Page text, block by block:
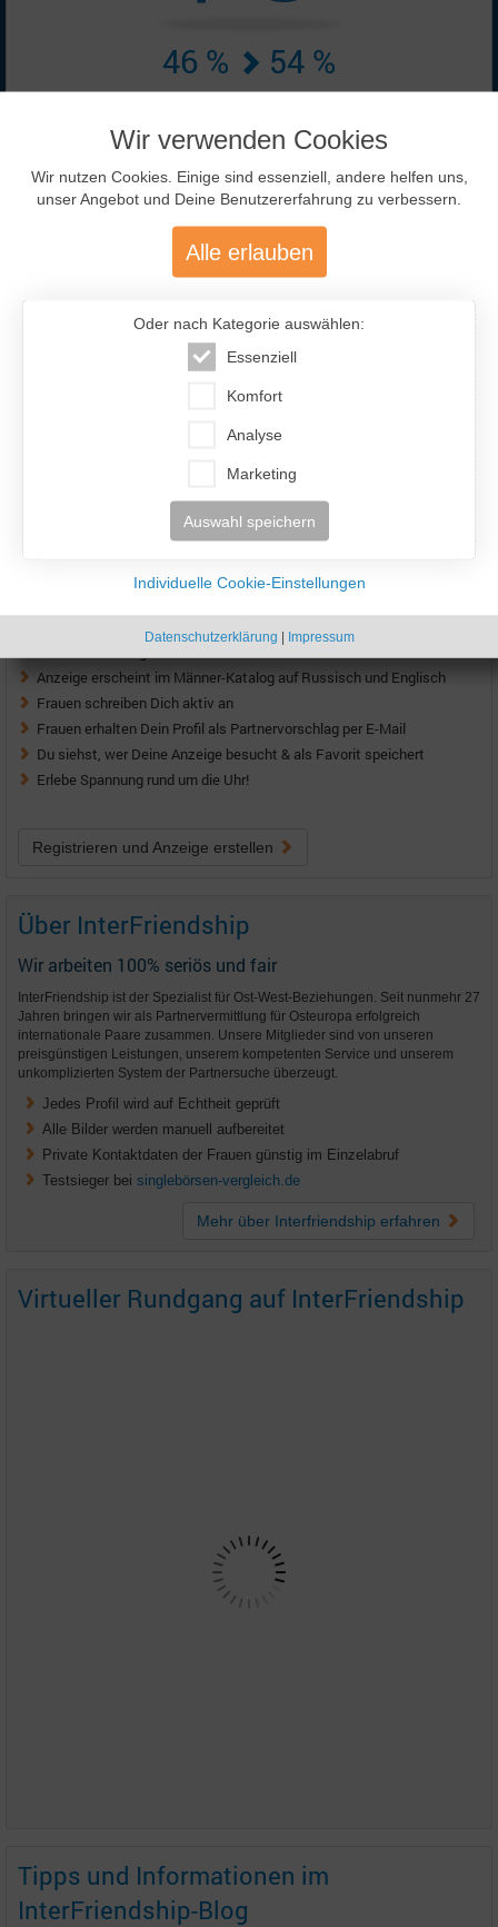
46 % 54 %
5670 ♀ + 6759 ♂
Stand: 08.08.2026 00:49 Uhr
82 %
82% Antwort-Quote der Frauen.
Anzeige erscheint im Männer-Katalog auf Russisch und Englisch
Frauen schreiben Dich aktiv an
Frauen erhalten Dein Profil als Partnervorschlag per E-Mail
Du siehst, wer Deine Anzeige besucht & als Favorit speichert
Erlebe Spannung rund um die Uhr!
Registrieren und Anzeige erstellen
Über InterFriendship
Wir arbeiten 100% seriös und fair
InterFriendship ist der Spezialist für Ost-West-Beziehungen. Seit nunmehr 27
Jahren bringen wir als Partnervermittlung für Osteuropa erfolgreich
internationale Paare zusammen. Unsere Mitglieder sind von unseren
preisgünstigen Leistungen, unserem kompetenten Service und unserem
unkomplizierten System der Partnersuche überzeugt.
Jedes Profil wird auf Echtheit geprüft
Alle Bilder werden manuell aufbereitet
Private Kontaktdaten der Frauen günstig im Einzelabruf
Testsieger bei singlebörsen-vergleich.de
Mehr über Interfriendship erfahren
Virtueller Rundgang auf InterFriendship
Tipps und Informationen im
InterFriendship-Blog
Wir verwenden Cookies
Wir nutzen Cookies. Einige sind essenziell, andere helfen uns,
unser Angebot und Deine Benutzererfahrung zu verbessern.
Alle erlauben
Oder nach Kategorie auswählen:
Essenziell
Komfort
Analyse
Marketing
Auswahl speichern
Individuelle Cookie-Einstellungen
Datenschutzerklärung | Impressum